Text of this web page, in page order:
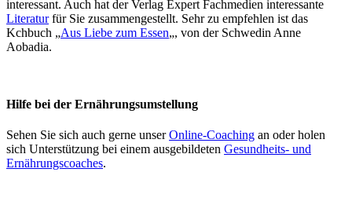
interessant. Auch hat der Verlag Expert Fachmedien interessante
Literaturfür Sie zusammengestellt. Sehr zu empfehlen ist das
Kchbuch „Aus Liebe zum Essen„, von der Schwedin Anne
Aobadia.
Hilfe bei der Ernährungsumstellung
Sehen Sie sich auch gerne unserOnline-Coaching an oder holen
sich Unterstützung bei einem ausgebildeten Gesundheits- und
Ernährungscoaches.